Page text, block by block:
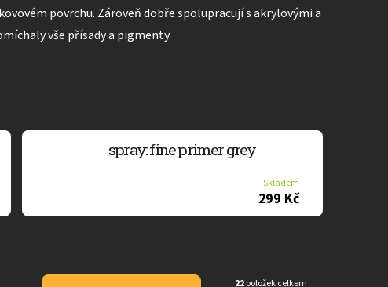
povrchu. Zároveň dobře spolupracují s akrylovými a
vše přísady a pigmenty.
spray: fine primer grey
Skladem
299 Kč
22 položek celkem